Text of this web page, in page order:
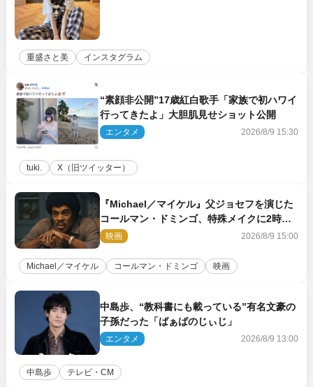
重盛さと美 インスタグラム
“素顔非公開”17歳紅白歌手「家族で初ハワイ
行ってきたよ」大胆肌見せショット公開
エンタメ 2026/8/9 15:30
tuki. X（旧ツイッター）
『Michael／マイケル』父ジョセフを演じた
コールマン・ドミンゴ、特殊メイクに2時間
半かかっていた
映画 2026/8/9 15:00
Michael／マイケル コールマン・ドミンゴ 映画
中島歩、“教科書にも載っている”有名文豪の
子孫だった「ばぁばのじぃじ」
エンタメ 2026/8/9 13:00
中島歩 テレビ・CM